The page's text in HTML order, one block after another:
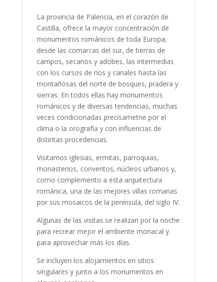
La provincia de Palencia, en el corazón de
Castilla, ofrece la mayor concentración de
monumentos románicos de toda Europa;
desde las comarcas del sur, de tierras de
campos, secanos y adobes, las intermedias
con los cursos de ríos y canales hasta las
montañosas del norte de bosques, pradera y
sierras. En todos ellas hay monumentos
románicos y de diversas tendencias, muchas
veces condicionadas precisametne por el
clima o la orografía y con influencias de
distintas procedencias.
Visitamos iglesias, ermitas, parroquias,
monasterios, conventos, núcleos urbanos y,
como complemento a esta arquitectura
románica, una de las mejores villas romanas
por sus mosaicos de la península, del siglo IV.
Algunas de las visitas se realizan por la noche
para recrear mejor el ambiente monacal y
para aprovechar más los días.
Se incluyen los alojamientos en sitios
singulares y junto a los monumentos en